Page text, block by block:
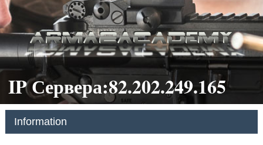
IP Сервера:82.202.249.165
Information